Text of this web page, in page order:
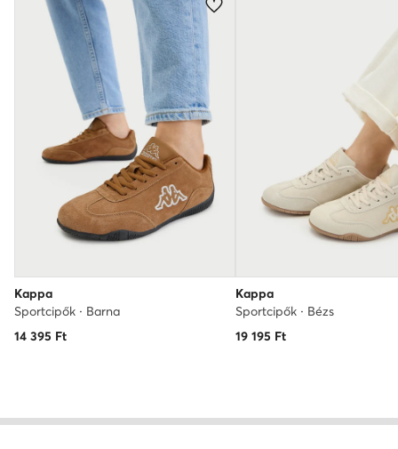
Kappa
Sportcipők · Barna
14 395 Ft
Kappa
Sportcipők · Bézs
19 195 Ft